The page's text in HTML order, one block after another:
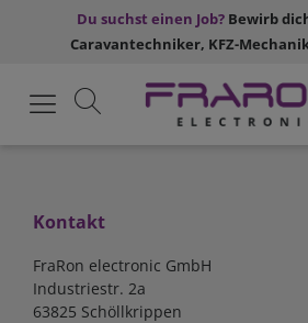
Du suchst einen Job? Bewirb
Caravantechniker, KFZ-
Kontakt
FraRon electronic GmbH
Industriestr. 2a
63825 Schöllkrippen